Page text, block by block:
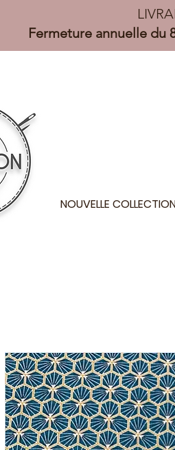
Fermeture annuelle du
NOUVELLE